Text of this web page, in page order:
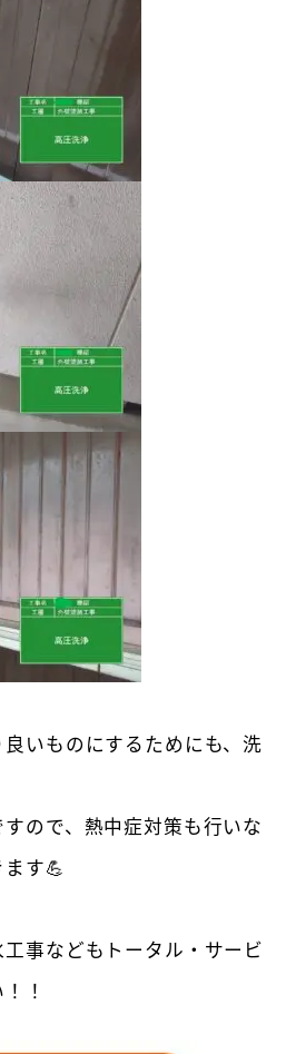
いものにするためにも、洗
ので、熱中症対策も行いな
す💪
事などもトータル・サービ
！